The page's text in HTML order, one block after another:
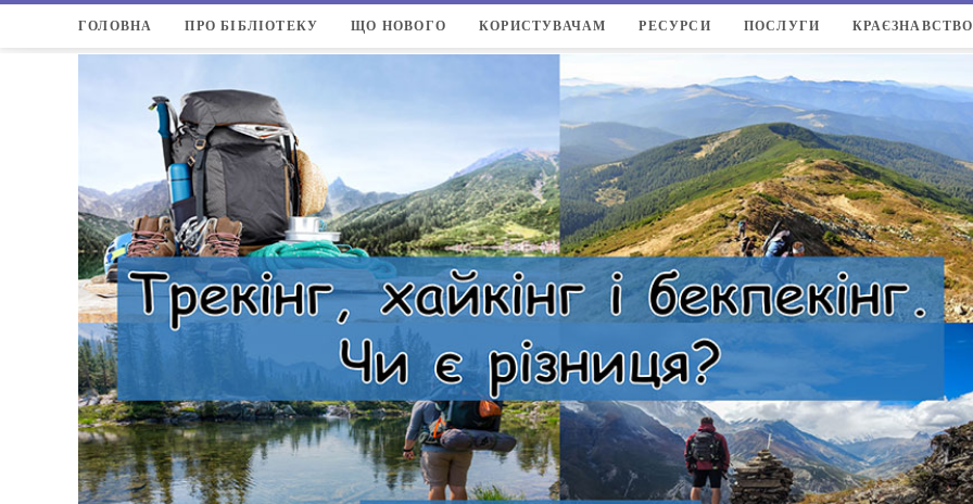
ГОЛОВНА ПРО БІБЛІОТЕКУ ЩО НОВОГО КОРИСТУВАЧАМ РЕСУРСИ ПОСЛУГИ КРАЄЗНАВСТВО